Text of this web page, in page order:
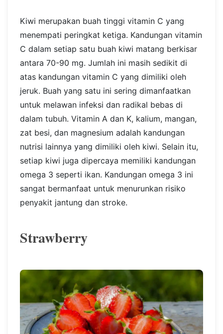
Kiwi merupakan buah tinggi vitamin C yang
menempati peringkat ketiga. Kandungan vitamin
C dalam setiap satu buah kiwi matang berkisar
antara 70-90 mg. Jumlah ini masih sedikit di
atas kandungan vitamin C yang dimiliki oleh
jeruk. Buah yang satu ini sering dimanfaatkan
untuk melawan infeksi dan radikal bebas di
dalam tubuh. Vitamin A dan K, kalium, mangan,
zat besi, dan magnesium adalah kandungan
nutrisi lainnya yang dimiliki oleh kiwi. Selain itu,
setiap kiwi juga dipercaya memiliki kandungan
omega 3 seperti ikan. Kandungan omega 3 ini
sangat bermanfaat untuk menurunkan risiko
penyakit jantung dan stroke.
Strawberry